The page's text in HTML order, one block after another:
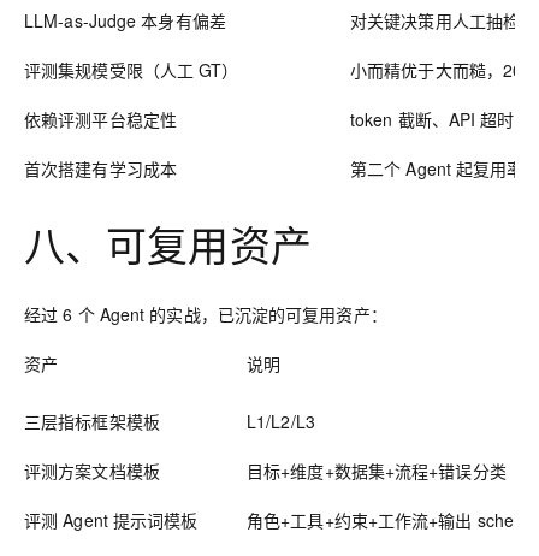
LLM-as-Judge 本身有偏差 对关键决策用人工抽检
评测集规模受限（人工 GT） 小而精优于大而糙，20-
依赖评测平台稳定性 token 截断、API 超时需
首次搭建有学习成本 第二个 Agent 起复用率
八、可复用资产
经过 6 个 Agent 的实战，已沉淀的可复用资产：
资产 说明
三层指标框架模板 L1/L2/L3
评测方案文档模板 目标+维度+数据集+流程+错误分类
评测 Agent 提示词模板 角色+工具+约束+工作流+输出 schema